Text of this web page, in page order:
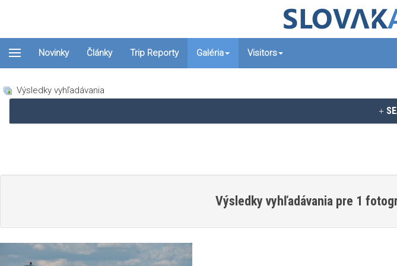
Novinky Články Trip Reporty Galéria Visitors
Výsledky vyhľadávania
Výsledky vyhľadávania pre 1